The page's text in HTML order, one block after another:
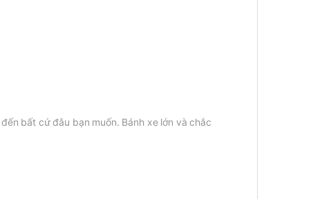
bất cứ đâu bạn muốn. Bánh xe lớn và chắc